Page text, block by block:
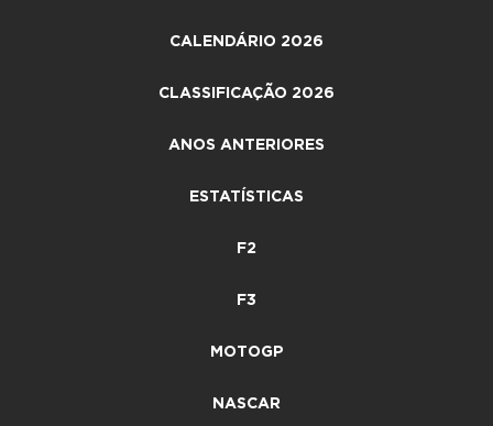
CALENDÁRIO 2026
CLASSIFICAÇÃO 2026
ANOS ANTERIORES
ESTATÍSTICAS
F2
F3
MOTOGP
NASCAR